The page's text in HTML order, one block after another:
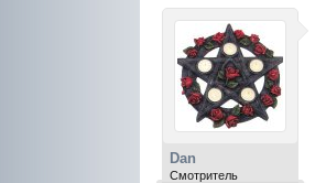
Dan
Смотритель